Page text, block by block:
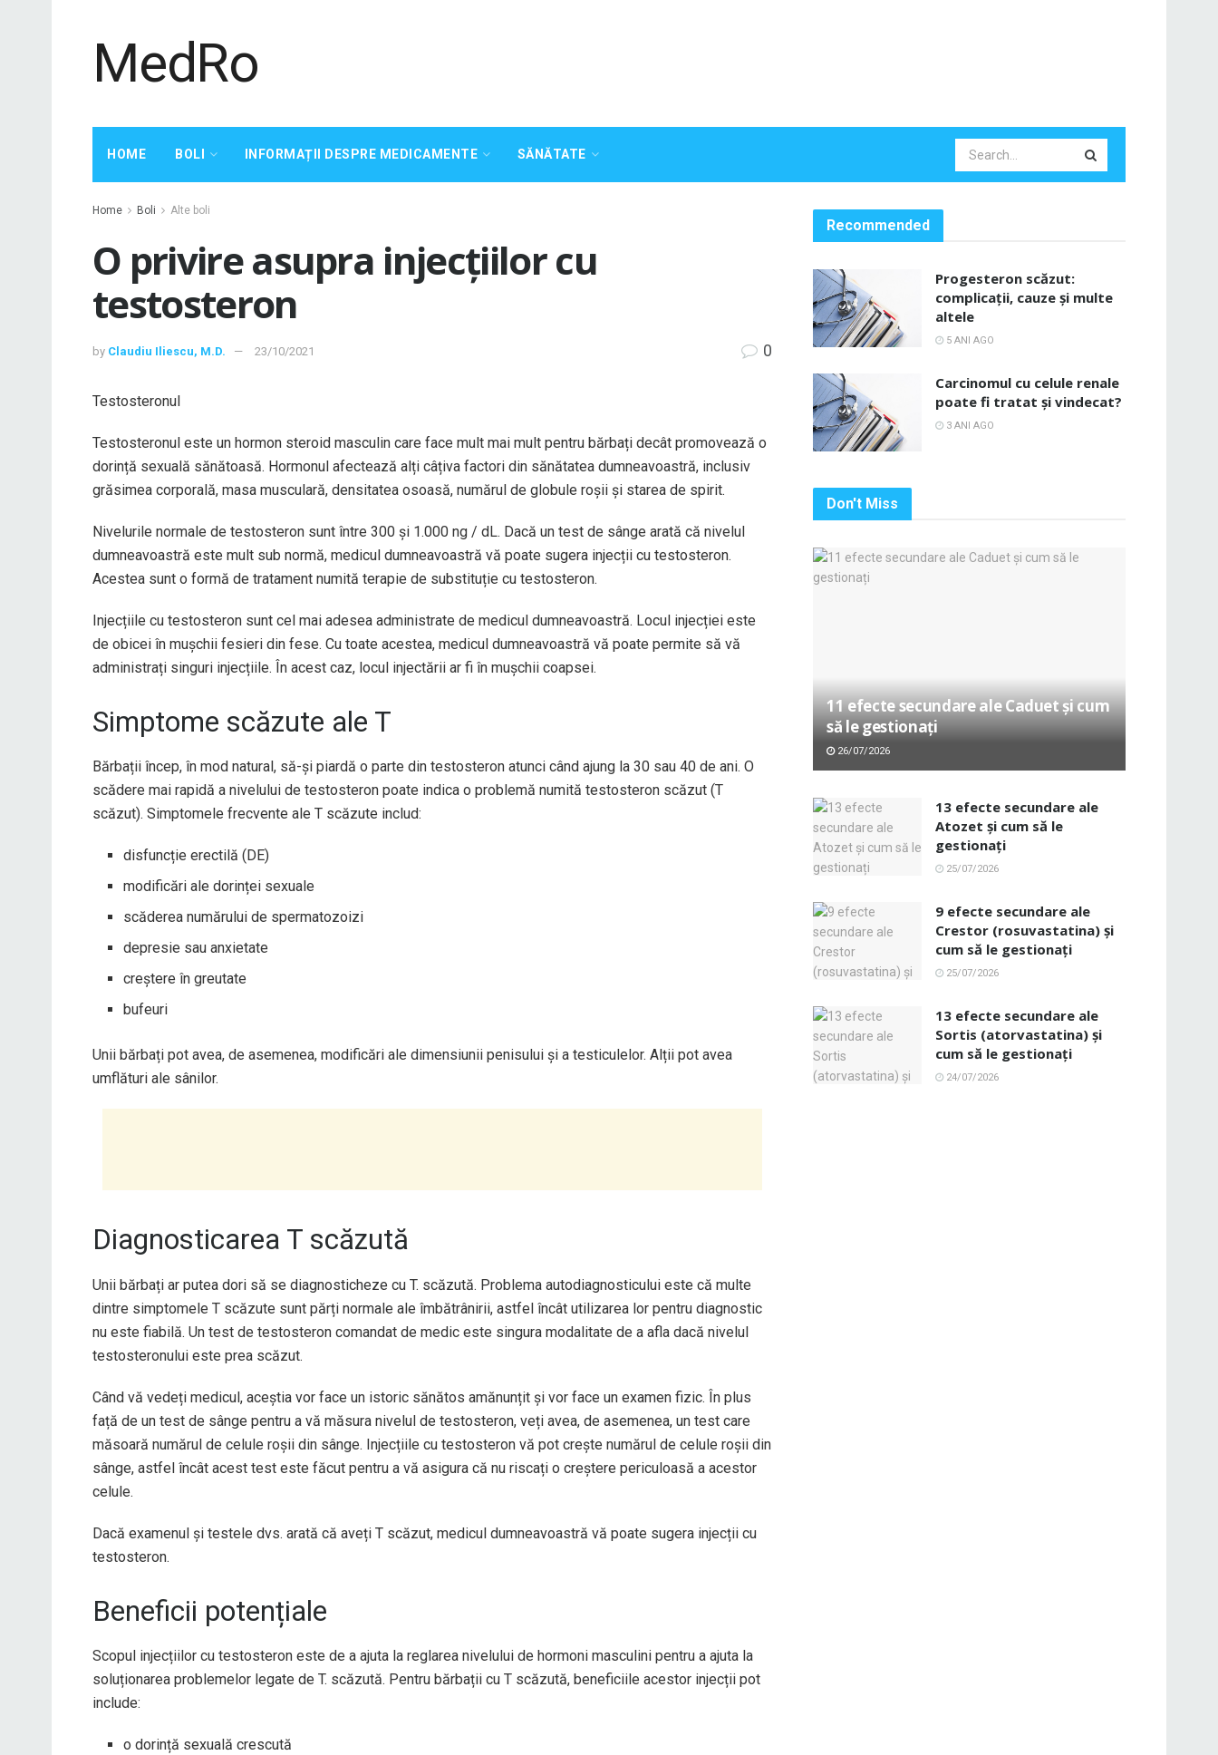
MedRo
HOME BOLI INFORMAȚII DESPRE MEDICAMENTE SĂNĂTATE
Home Boli Alte boli
O privire asupra injecțiilor cu
testosteron
by Claudiu Iliescu, M.D. 23/10/2021 0
Testosteronul
Testosteronul este un hormon steroid masculin care face mult mai mult pentru bărbați decât promovează o
dorință sexuală sănătoasă. Hormonul afectează alți câțiva factori din sănătatea dumneavoastră, inclusiv
grăsimea corporală, masa musculară, densitatea osoasă, numărul de globule roșii și starea de spirit.
Nivelurile normale de testosteron sunt între 300 și 1.000 ng / dL. Dacă un test de sânge arată că nivelul
dumneavoastră este mult sub normă, medicul dumneavoastră vă poate sugera injecții cu testosteron.
Acestea sunt o formă de tratament numită terapie de substituție cu testosteron.
Injecțiile cu testosteron sunt cel mai adesea administrate de medicul dumneavoastră. Locul injecției este
de obicei în mușchii fesieri din fese. Cu toate acestea, medicul dumneavoastră vă poate permite să vă
administrați singuri injecțiile. În acest caz, locul injectării ar fi în mușchii coapsei.
Simptome scăzute ale T
Bărbații încep, în mod natural, să-și piardă o parte din testosteron atunci când ajung la 30 sau 40 de ani. O
scădere mai rapidă a nivelului de testosteron poate indica o problemă numită testosteron scăzut (T
scăzut). Simptomele frecvente ale T scăzute includ:
disfuncție erectilă (DE)
modificări ale dorinței sexuale
scăderea numărului de spermatozoizi
depresie sau anxietate
creștere în greutate
bufeuri
Unii bărbați pot avea, de asemenea, modificări ale dimensiunii penisului și a testiculelor. Alții pot avea
umflături ale sânilor.
Diagnosticarea T scăzută
Unii bărbați ar putea dori să se diagnosticheze cu T. scăzută. Problema autodiagnosticului este că multe
dintre simptomele T scăzute sunt părți normale ale îmbătrânirii, astfel încât utilizarea lor pentru diagnostic
nu este fiabilă. Un test de testosteron comandat de medic este singura modalitate de a afla dacă nivelul
testosteronului este prea scăzut.
Când vă vedeți medicul, aceștia vor face un istoric sănătos amănunțit și vor face un examen fizic. În plus
față de un test de sânge pentru a vă măsura nivelul de testosteron, veți avea, de asemenea, un test care
măsoară numărul de celule roșii din sânge. Injecțiile cu testosteron vă pot crește numărul de celule roșii din
sânge, astfel încât acest test este făcut pentru a vă asigura că nu riscați o creștere periculoasă a acestor
celule.
Dacă examenul și testele dvs. arată că aveți T scăzut, medicul dumneavoastră vă poate sugera injecții cu
testosteron.
Beneficii potențiale
Scopul injecțiilor cu testosteron este de a ajuta la reglarea nivelului de hormoni masculini pentru a ajuta la
soluționarea problemelor legate de T. scăzută. Pentru bărbații cu T scăzută, beneficiile acestor injecții pot
include:
o dorință sexuală crescută
Recommended
Progesteron scăzut:
complicații, cauze și multe
altele
5 ANI AGO
Carcinomul cu celule renale
poate fi tratat și vindecat?
3 ANI AGO
Don't Miss
11 efecte secundare ale Caduet și cum
să le gestionați
26/07/2026
13 efecte secundare ale
Atozet și cum să le
gestionați
25/07/2026
9 efecte secundare ale
Crestor (rosuvastatina) și
cum să le gestionați
25/07/2026
13 efecte secundare ale
Sortis (atorvastatina) și
cum să le gestionați
24/07/2026